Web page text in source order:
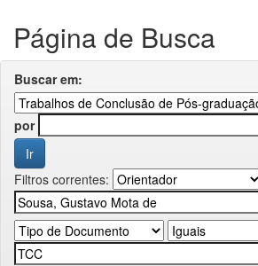
Página de Busca
Buscar em:
por
Filtros correntes: